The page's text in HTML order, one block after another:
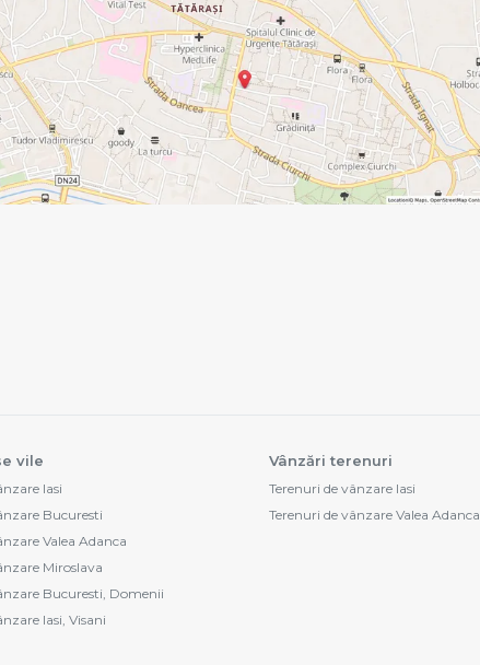
vile
Iasi
Bucuresti
Valea Adanca
Miroslava
Bucuresti, Domenii
Iasi, Visani
Vânzări terenuri
Terenuri de vânzare Iasi
Terenuri de vânzare Valea Adanca